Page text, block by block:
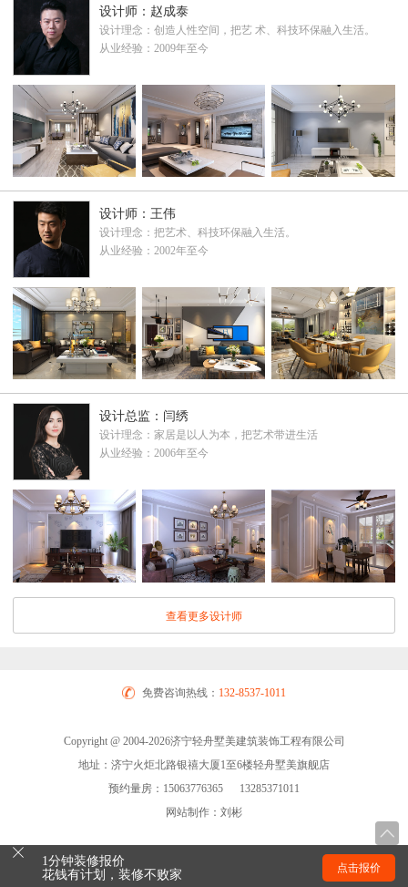
设计师：赵成泰
设计理念：创造人性空间，把艺 术、科技环保融入生活。
从业经验：2009年至今
设计师：王伟
设计理念：把艺术、科技环保融入生活。
从业经验：2002年至今
设计总监：闫绣
设计理念：家居是以人为本，把艺术带进生活
从业经验：2006年至今
查看更多设计师
免费咨询热线： 132-8537-1011
Copyright @ 2004-2026济宁轻舟墅美建筑装饰工程有限公司
地址：济宁火炬北路银禧大厦1至6楼轻舟墅美旗舰店
预约量房：15063776365 13285371011
网站制作：刘彬
1分钟装修报价
花钱有计划，装修不败家
点击报价